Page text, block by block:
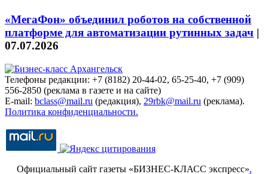
«МегаФон» объединил роботов на собственной
платформе для автоматизации рутинных задач |
07.07.2026
Телефоны редакции: +7 (8182) 20-44-02, 65-25-40, +7 (909)
556-2850 (реклама в газете и на сайте)
E-mail: bclass@mail.ru (редакция), 29rbk@mail.ru (реклама).
Политика конфиденциальности.
Официальный сайт газеты «БИЗНЕС-КЛАСС экспресс».